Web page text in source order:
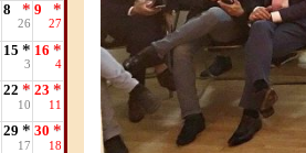
8
26
9
27
15
3
16
4
22
10
23
11
29
17
30
18